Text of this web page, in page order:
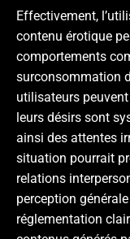
Effectivement,
contenu érotique
comportements
surconsommation
utilisateurs
leurs désirs sont
ainsi des attentes
situation pourrait
relations
perception
réglementation